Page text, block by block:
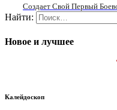
Создает Свой Первый
Найти:
Новое и лучшее
Калейдоскоп